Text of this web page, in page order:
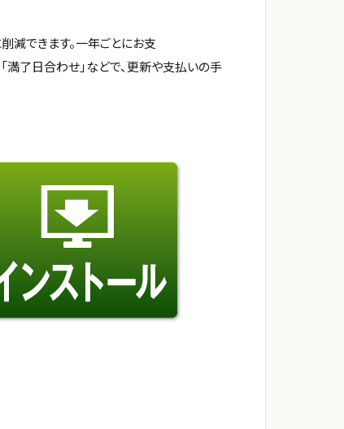
減できます。一年ごとにお支
満了日合わせ」などで、更新や支払いの手